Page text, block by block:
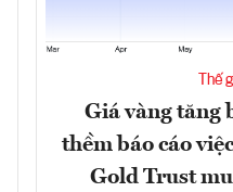
Thế
Giá vàng tăng
thềm báo cáo
Gold Trust